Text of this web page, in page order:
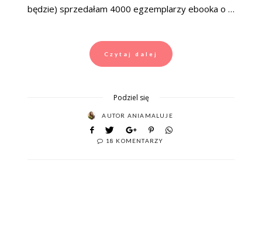
będzie) sprzedałam 4000 egzemplarzy ebooka o …
Czytaj dalej
Podziel się
AUTOR ANIAMALUJE
18 KOMENTARZY